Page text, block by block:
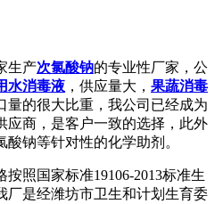
生产次氯酸钠的专业性厂家，公
水消毒液 ，供应量大， 果蔬消毒
量的很大比重，我公司已经成为
应商，是客户一致的选择，此外
钠等针对性的化学助剂。
照国家标准19106-2013标准生
厂是经潍坊市卫生和计划生育委